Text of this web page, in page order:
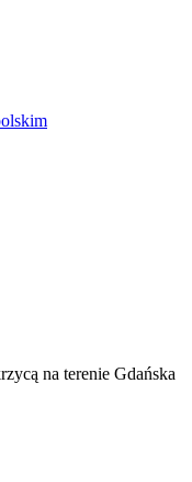
na terenie Gdańska